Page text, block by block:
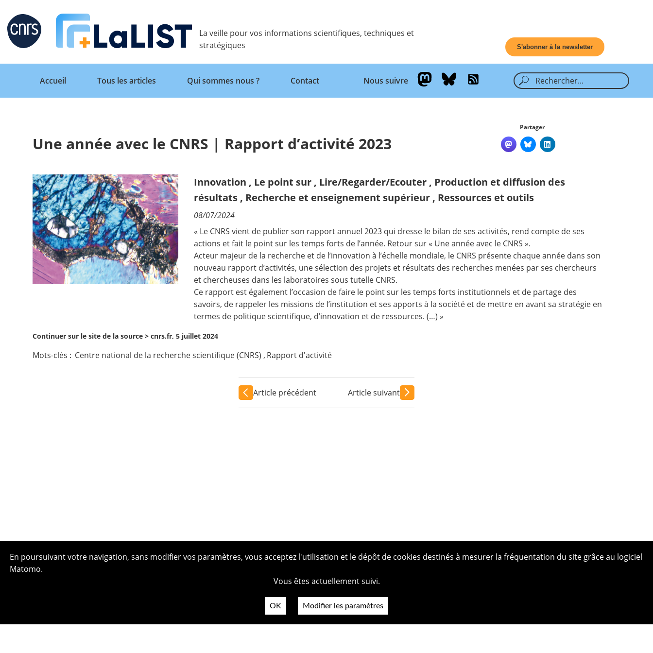
Retour
Accueil
Tous les articles
Qui sommes nous ?
Contact
Nous suivre
La veille pour vos informations scientifiques, techniques et
stratégiques
S'abonner à la newsletter
Retour
Accueil
Tous les articles Qui sommes nous ? Contact Nous suivre
Une année avec le CNRS | Rapport d’activité 2023
Partager
Innovation , Le point sur , Lire/Regarder/Ecouter , Production et diffusion des
résultats , Recherche et enseignement supérieur , Ressources et outils
08/07/2024
« Le CNRS vient de publier son rapport annuel 2023 qui dresse le bilan de ses activités, rend compte de ses
actions et fait le point sur les temps forts de l’année. Retour sur « Une année avec le CNRS ».
Acteur majeur de la recherche et de l’innovation à l’échelle mondiale, le CNRS présente chaque année dans son
nouveau rapport d’activités, une sélection des projets et résultats des recherches menées par ses chercheurs
et chercheuses dans les laboratoires sous tutelle CNRS.
Ce rapport est également l’occasion de faire le point sur les temps forts institutionnels et de partage des
savoirs, de rappeler les missions de l’institution et ses apports à la société et de mettre en avant sa stratégie en
termes de politique scientifique, d’innovation et de ressources. (…) »
Continuer sur le site de la source >cnrs.fr, 5 juillet 2024
Mots-clés : Centre national de la recherche scientifique (CNRS) , Rapport d'activité
Article précédent Article suivant
En poursuivant votre navigation, sans modifier vos paramètres, vous acceptez l'utilisation et le dépôt de cookies destinés à mesurer la fréquentation du site grâce au logiciel
Matomo.
Vous êtes actuellement suivi.
OK Modifier les paramètres